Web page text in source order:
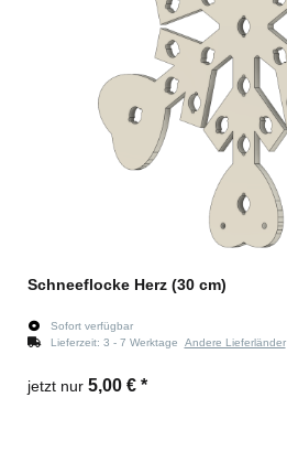
Schneeflocke Herz (30 cm)
Sofort verfügbar
Lieferzeit: 3 - 7 Werktage Andere Lieferländer
jetzt nur 5,00 € *